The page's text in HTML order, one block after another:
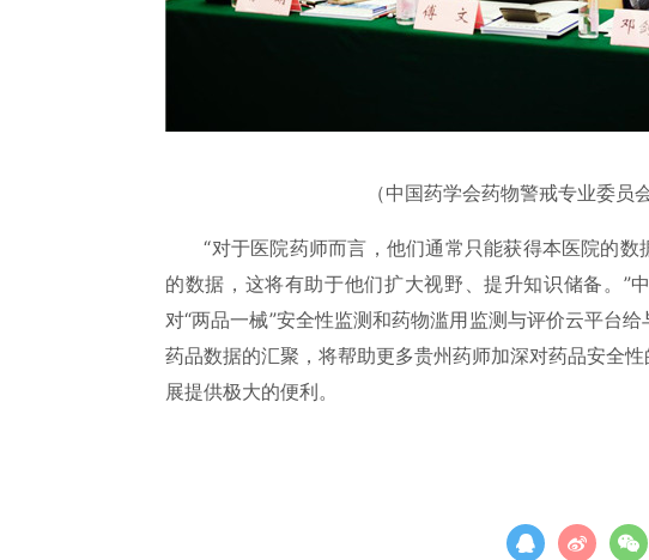
（中国药学会药物警戒专业委员
“对于医院药师而言，他们通常只能获得本医院的数
的数据，这将有助于他们扩大视野、提升知识储备。”
对“两品一械”安全性监测和药物滥用监测与评价云平台
药品数据的汇聚，将帮助更多贵州药师加深对药品安全
展提供极大的便利。